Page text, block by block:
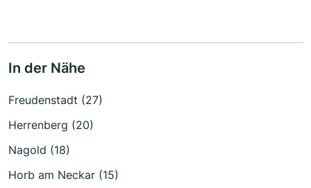
In der Nähe
Freudenstadt (27)
Herrenberg (20)
Nagold (18)
Horb am Neckar (15)